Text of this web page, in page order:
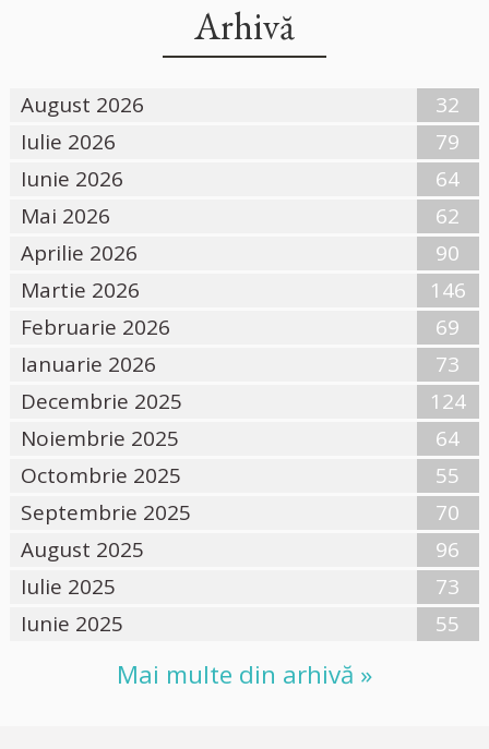
Arhivă
August 2026
32
Iulie 2026
79
Iunie 2026
64
Mai 2026
62
Aprilie 2026
90
Martie 2026
146
Februarie 2026
69
Ianuarie 2026
73
Decembrie 2025
124
Noiembrie 2025
64
Octombrie 2025
55
Septembrie 2025
70
August 2025
96
Iulie 2025
73
Iunie 2025
55
Mai multe din arhivă »